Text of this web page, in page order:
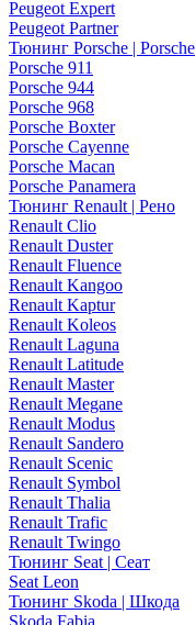
Peugeot Expert
Peugeot Partner
Тюнинг Porsche | Porsche
Porsche 911
Porsche 944
Porsche 968
Porsche Boxter
Porsche Cayenne
Porsche Macan
Porsche Panamera
Тюнинг Renault | Рено
Renault Clio
Renault Duster
Renault Fluence
Renault Kangoo
Renault Kaptur
Renault Koleos
Renault Laguna
Renault Latitude
Renault Master
Renault Megane
Renault Modus
Renault Sandero
Renault Scenic
Renault Symbol
Renault Thalia
Renault Trafic
Renault Twingo
Тюнинг Seat | Сеат
Seat Leon
Тюнинг Skoda | Шкода
Skoda Fabia